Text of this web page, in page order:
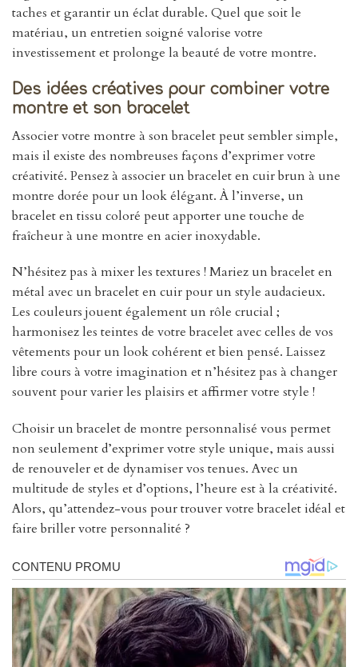
taches et garantir un éclat durable. Quel que soit le
matériau, un entretien soigné valorise votre
investissement et prolonge la beauté de votre montre.
Des idées créatives pour combiner votre
montre et son bracelet
Associer votre montre à son bracelet peut sembler simple,
mais il existe des nombreuses façons d’exprimer votre
créativité. Pensez à associer un bracelet en cuir brun à une
montre dorée pour un look élégant. À l’inverse, un
bracelet en tissu coloré peut apporter une touche de
fraîcheur à une montre en acier inoxydable.
N’hésitez pas à mixer les textures ! Mariez un bracelet en
métal avec un bracelet en cuir pour un style audacieux.
Les couleurs jouent également un rôle crucial ;
harmonisez les teintes de votre bracelet avec celles de vos
vêtements pour un look cohérent et bien pensé. Laissez
libre cours à votre imagination et n’hésitez pas à changer
souvent pour varier les plaisirs et affirmer votre style !
Choisir un bracelet de montre personnalisé vous permet
non seulement d’exprimer votre style unique, mais aussi
de renouveler et de dynamiser vos tenues. Avec un
multitude de styles et d’options, l’heure est à la créativité.
Alors, qu’attendez-vous pour trouver votre bracelet idéal et
faire briller votre personnalité ?